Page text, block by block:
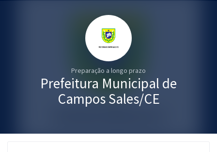
Preparação a longo prazo
Prefeitura Municipal de
Campos Sales/CE